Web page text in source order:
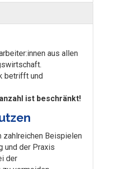
aus allen
betrifft und
ist beschränkt!
zahlreichen Beispielen
und der Praxis
der